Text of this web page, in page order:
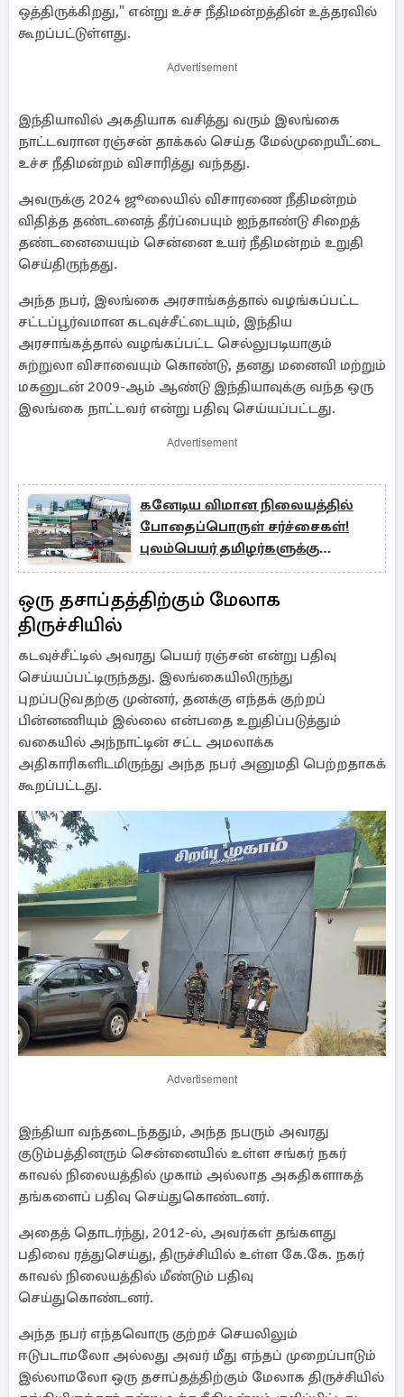
ஒத்திருக்கிறது," என்று உச்ச நீதிமன்றத்தின் உத்தரவில்
கூறப்பட்டுள்ளது.
Advertisement
இந்தியாவில் அகதியாக வசித்து வரும் இலங்கை
நாட்டவரான ரஞ்சன் தாக்கல் செய்த மேல்முறையீட்டை
உச்ச நீதிமன்றம் விசாரித்து வந்தது.
அவருக்கு 2024 ஜூலையில் விசாரணை நீதிமன்றம்
விதித்த தண்டனைத் தீர்ப்பையும் ஐந்தாண்டு சிறைத்
தண்டனையையும் சென்னை உயர் நீதிமன்றம் உறுதி
செய்திருந்தது.
அந்த நபர், இலங்கை அரசாங்கத்தால் வழங்கப்பட்ட
சட்டப்பூர்வமான கடவுச்சீட்டையும், இந்திய
அரசாங்கத்தால் வழங்கப்பட்ட செல்லுபடியாகும்
சுற்றுலா விசாவையும் கொண்டு, தனது மனைவி மற்றும்
மகனுடன் 2009-ஆம் ஆண்டு இந்தியாவுக்கு வந்த ஒரு
இலங்கை நாட்டவர் என்று பதிவு செய்யப்பட்டது.
Advertisement
கனேடிய விமான நிலையத்தில்
போதைப்பொருள் சர்ச்சைகள்!
புலம்பெயர் தமிழர்களுக்கு
எச்சரிக்கை
ஒரு தசாப்தத்திற்கும் மேலாக
திருச்சியில்
கடவுச்சீட்டில் அவரது பெயர் ரஞ்சன் என்று பதிவு
செய்யப்பட்டிருந்தது. இலங்கையிலிருந்து
புறப்படுவதற்கு முன்னர், தனக்கு எந்தக் குற்றப்
பின்னணியும் இல்லை என்பதை உறுதிப்படுத்தும்
வகையில் அந்நாட்டின் சட்ட அமலாக்க
அதிகாரிகளிடமிருந்து அந்த நபர் அனுமதி பெற்றதாகக்
கூறப்பட்டது.
Advertisement
இந்தியா வந்தடைந்ததும், அந்த நபரும் அவரது
குடும்பத்தினரும் சென்னையில் உள்ள சங்கர் நகர்
காவல் நிலையத்தில் முகாம் அல்லாத அகதிகளாகத்
தங்களைப் பதிவு செய்துகொண்டனர்.
அதைத் தொடர்ந்து, 2012-ல், அவர்கள் தங்களது
பதிவை ரத்துசெய்து, திருச்சியில் உள்ள கே.கே. நகர்
காவல் நிலையத்தில் மீண்டும் பதிவு
செய்துகொண்டனர்.
அந்த நபர் எந்தவொரு குற்றச் செயலிலும்
ஈடுபடாமலோ அல்லது அவர் மீது எந்தப் முறைப்பாடும்
இல்லாமலோ ஒரு தசாப்தத்திற்கும் மேலாக திருச்சியில்